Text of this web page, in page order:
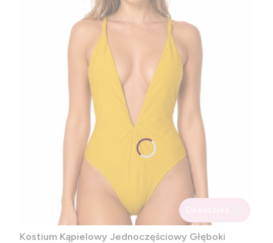
Kostium Kąpielowy Jednoczęściowy Głęboki